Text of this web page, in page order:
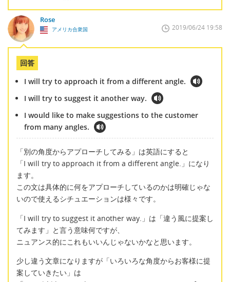
Rose
アメリカ合衆国 2019/06/24 19:58
回答
I will try to approach it from a different angle.
I will try to suggest it another way.
I would like to make suggestions to the customer
from many angles.
「別の角度からアプローチしてみる」は英語にすると
「I will try to approach it from a different angle.」になり
ます。
この文は具体的に何をアプローチしているのかは明確じゃな
いので使えるシチュエーションは様々です。
「I will try to suggest it another way.」は「違う風に提案し
てみます」と言う意味何ですが、
ニュアンス的にこれもいいんじゃないかなと思います。
少し違う文章になりますが「いろいろな角度からお客様に提
案していきたい」は